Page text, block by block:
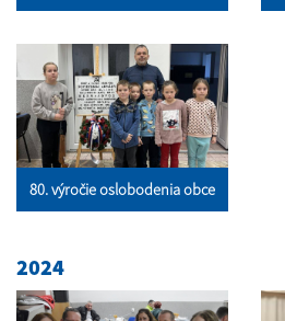
80. výročie oslobodenia obce
2024